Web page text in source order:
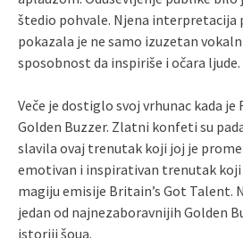
štedio pohvale. Njena interpretacija
pokazala je ne samo izuzetan
sposobnost da inspiriše i očara ljude.
Veče je dostiglo svoj vrhunac kada
Golden Buzzer. Zlatni konfeti su
slavila ovaj trenutak koji joj je
emotivan i inspirativan trenutak koji
magiju emisije Britain’s Got Talent.
jedan od najnezaboravnijih Golden
istoriji šoua.